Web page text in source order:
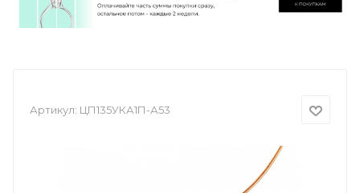
Артикул: ЦП135УКА1П-А53